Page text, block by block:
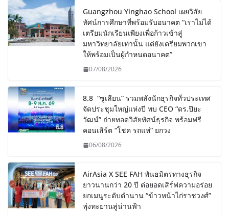
Guangzhou Yinghao School เผยวิสัย
ทัศน์การศึกษาที่พร้อมรับอนาคต “เราไม่ได้
เตรียมนักเรียนเพียงเพื่อก้าวเข้าสู่
มหาวิทยาลัยเท่านั้น แต่ยังเตรียมพวกเขา
ให้พร้อมเป็นผู้กำหนดอนาคต”
07/08/2026
8.8 “ซูเลียน” รวมพลังนักธุรกิจทั่วประเทศ
จัดประชุมใหญ่แห่งปี พบ CEO “ดร.ปิยะ
วัฒน์” ถ่ายทอดวิสัยทัศน์ธุรกิจ พร้อมฟรี
คอนเสิร์ต “โชค รถแห่” ยกวง
06/08/2026
AirAsia X SEE FAH พันธมิตรทางธุรกิจ
ยาวนานกว่า 20 ปี ต่อยอดเสิร์ฟความอร่อย
ยกเมนูระดับตำนาน “ข้าวหน้าไก่ราชวงศ์”
พุ่งทะยานสู่น่านฟ้า